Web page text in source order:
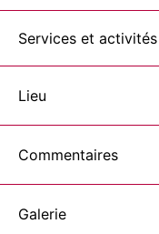
Services et activités
Lieu
Commentaires
Galerie